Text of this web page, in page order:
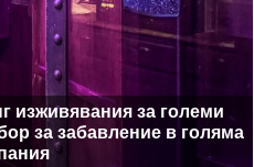
изживявания за големи
за забавление в голяма